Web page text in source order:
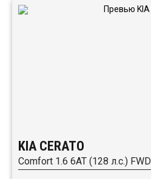
KIA CERATO
Comfort 1.6 6AT (128 л.с.) FWD